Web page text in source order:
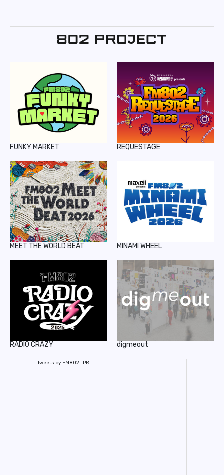
FUNKY MARKET REQUESTAGE
MEET THE WORLD BEAT MINAMI WHEEL
RADIO CRAZY digmeout
Tweets by FM802_PR